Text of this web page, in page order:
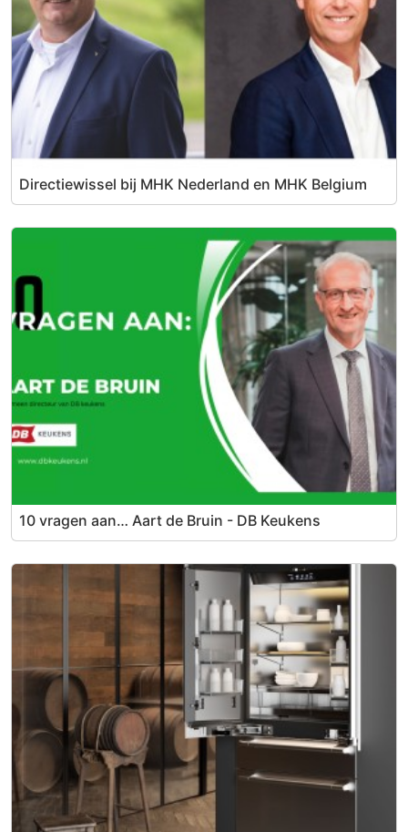
Directiewissel bij MHK Nederland en MHK Belgium
10 vragen aan… Aart de Bruin - DB Keukens